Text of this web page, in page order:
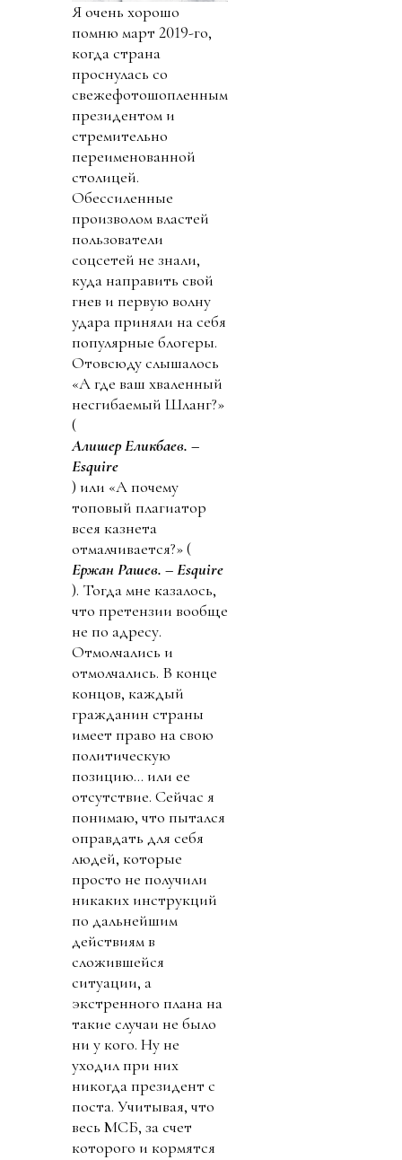
Я очень хорошо
помню март 2019-го,
когда страна
проснулась со
свежефотошопленным
президентом и
стремительно
переименованной
столицей.
Обессиленные
произволом властей
пользователи
соцсетей не знали,
куда направить свой
гнев и первую волну
удара приняли на себя
популярные блогеры.
Отовсюду слышалось
«А где ваш хваленный
несгибаемый Шланг?»
(
Алишер Еликбаев. –
Esquire
) или «А почему
топовый плагиатор
всея казнета
отмалчивается?» (
Ержан Рашев. – Esquire
). Тогда мне казалось,
что претензии вообще
не по адресу.
Отмолчались и
отмолчались. В конце
концов, каждый
гражданин страны
имеет право на свою
политическую
позицию… или ее
отсутствие. Сейчас я
понимаю, что пытался
оправдать для себя
людей, которые
просто не получили
никаких инструкций
по дальнейшим
действиям в
сложившейся
ситуации, а
экстренного плана на
такие случаи не было
ни у кого. Ну не
уходил при них
никогда президент с
поста. Учитывая, что
весь МСБ, за счет
которого и кормятся